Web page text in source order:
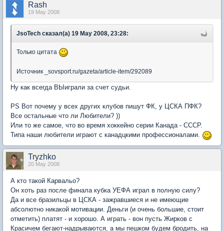
Rash
19 May 2008
JsoTech сказал(а) 19 May 2008, 23:28:
Только цитата
Источник _sovsport.ru/gazeta/article-item/292089
Ну как всегда ВЫиграли за счет судьи.
PS Вот почему у всех других клубов пишут ФК, у ЦСКА ПФК?
Все остальные что ли Любители? ))
Или то же самое, что во время хоккейно серии Канада - СССР.
Типа наши любители играют с канадцкими профессионалами.
Tryzhko
20 May 2008
А кто такой Карвальо?
Он хоть раз после финала кубка УЕФА играл в полную силу?
Да и все бразильцы в ЦСКА - зажравшиеся и не имеющие
абсолютно никакой мотивации. Деньги (и очень большие, стоит
отметить) платят - и хорошо. А играть - вон пусть Жирков с
Красичем бегают-надрываются, а мы пешком будем бродить, на